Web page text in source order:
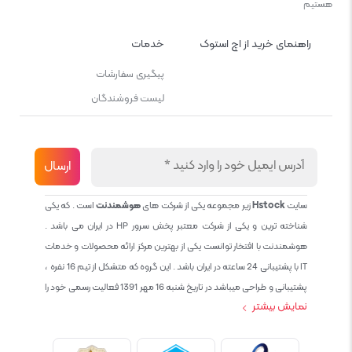
هستیم
راهنمای خرید از اچ استوک خدمات
پیگیری سفارشات
لیست فروشندگان
سایتHstockزیر مجموعه یکی از شرکت هایهوشمندنتاست . که یکی
شناخته ترین و یکی از شرکت معتبر پخش سرور HP در ایران می باشد .
هوشمندنت با افتخار توانست یکی از بهترین مرکز ارائه محصولات و خدمات
IT با پشتیبانی 24 ساعته در ایران باشد . این گروه که متشکل از تیم 16 نفره ،
پشتیبانی و طراحی میباشد در تاریخ شنبه 16 مهر 1391 فعالیت رسمی خود را
بوده و هست و تمام تلاش ما خدماتی کامل و بدون عیب به تمام مشتریان
نمایش بیشتر